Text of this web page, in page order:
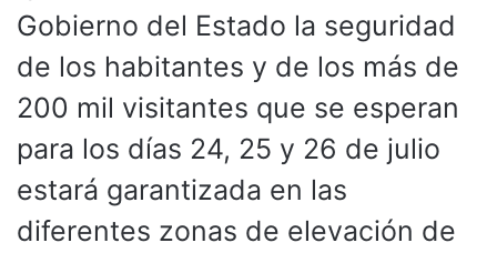
Gobierno del Estado la seguridad
de los habitantes y de los más de
200 mil visitantes que se esperan
para los días 24, 25 y 26 de julio
estará garantizada en las
diferentes zonas de elevación de